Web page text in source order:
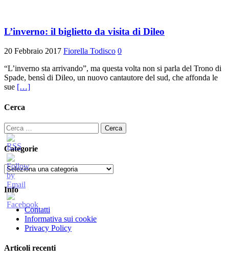
L’inverno: il biglietto da visita di Dileo
20 Febbraio 2017 Fiorella Todisco 0
“L’inverno sta arrivando”, ma questa volta non si parla del Trono di
Spade, bensì di Dileo, un nuovo cantautore del sud, che affonda le
sue […]
Cerca
Ricerca
per:
Categorie
Categorie
Info
Contatti
Informativa sui cookie
Privacy Policy
Articoli recenti